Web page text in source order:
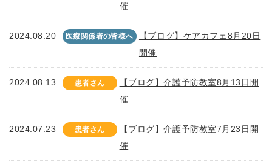
催
2024.08.20 医療関係者の皆様へ
【ブログ】ケアカフェ8月20日
開催
2024.08.13 患者さん
【ブログ】介護予防教室8月13日開
催
2024.07.23 患者さん
【ブログ】介護予防教室7月23日開
催